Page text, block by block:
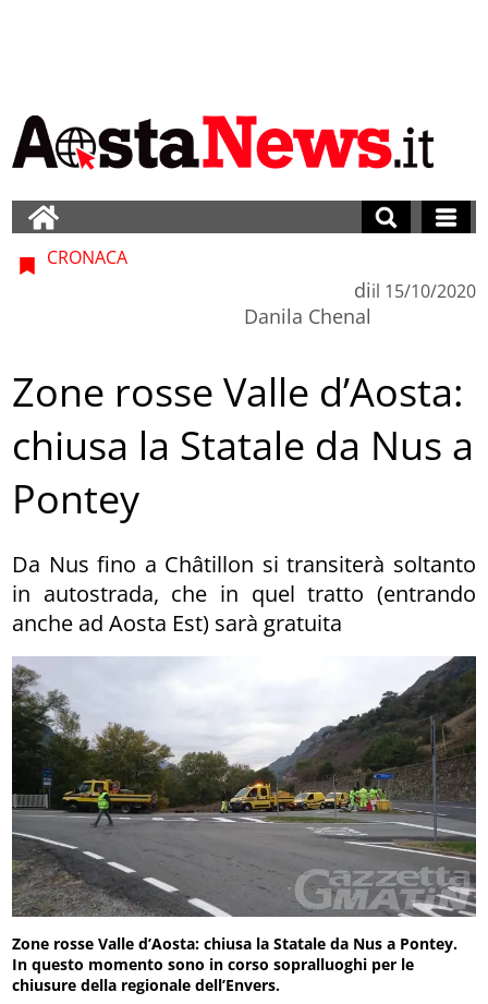
CRONACA
di
Danila Chenal
il 15/10/2020
Zone rosse Valle d’Aosta:
chiusa la Statale da Nus a
Pontey
Da Nus fino a Châtillon si transiterà soltanto
in autostrada, che in quel tratto (entrando
anche ad Aosta Est) sarà gratuita
Zone rosse Valle d’Aosta: chiusa la Statale da Nus a Pontey.
In questo momento sono in corso sopralluoghi per le
chiusure della regionale dell’Envers.